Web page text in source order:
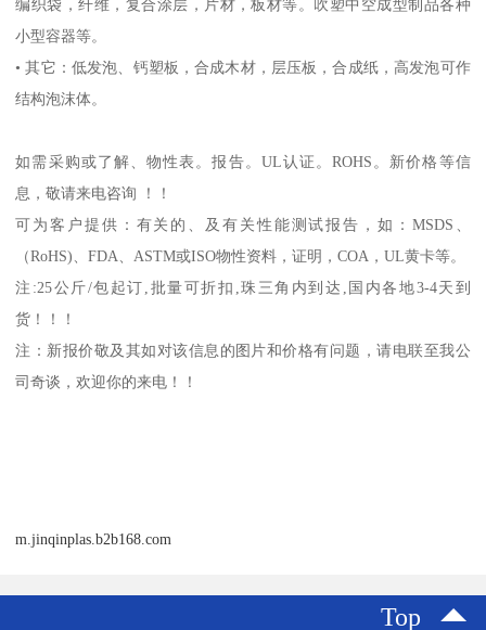
编织袋，纤维，复合涂层，片材，板材等。吹塑中空成型制品各种
小型容器等。
•其它：低发泡、钙塑板，合成木材，层压板，合成纸，高发泡可作
结构泡沫体。
如需采购或了解、物性表。报告。 UL认证。ROHS 。新价格等信
息，敬请来电咨询 ！！
可为客户提供：有关的、及有关性能测试报告，如： MSDS
（RoHS) 、FDA ASTM或ISO物性资料，证明，COA ，UL黄卡等。
注 :25公斤/包起订 批量可折扣 珠三角内到达 国内各地3-4天到
货！！！
注：新报价敬及其如对该信息的图片和价格有问题，请电联至我公
司奇谈，欢迎你的来电！！
m.jinqinplas.b2b168.com
Top